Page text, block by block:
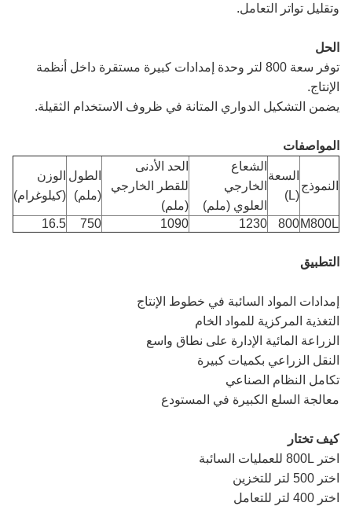
وتقليل تواتر التعامل.
الحل
توفر سعة 800 لتر وحدة إمدادات كبيرة مستقرة داخل أنظمة
الإنتاج.
يضمن التشكيل الدواري المتانة في ظروف الاستخدام الثقيلة.
المواصفات
النموذج
السعة
(L)
الشعاع
الخارجي
العلوي (ملم)
الحد الأدنى
للقطر الخارجي
(ملم)
الطول
(ملم)
الوزن
(كيلوغرام)
M800L
800
1230
1090
750
16.5
التطبيق
إمدادات المواد السائبة في خطوط الإنتاج
التغذية المركزية للمواد الخام
الزراعة المائية الإدارة على نطاق واسع
النقل الزراعي بكميات كبيرة
تكامل النظام الصناعي
معالجة السلع الكبيرة في المستودع
كيف تختار
اختر 800L للعمليات السائبة
اختر 500 لتر للتخزين
اختر 400 لتر للتعامل